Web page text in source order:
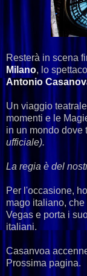
Resterà in scena
Milano, lo
Antonio
Un viaggio
momenti e le
in un mondo dove
ufficiale).
La regia è del
Per l'occasione,
mago italiano,
Vegas e porta i
italiani.
Casanvoa
Prossima pagina.